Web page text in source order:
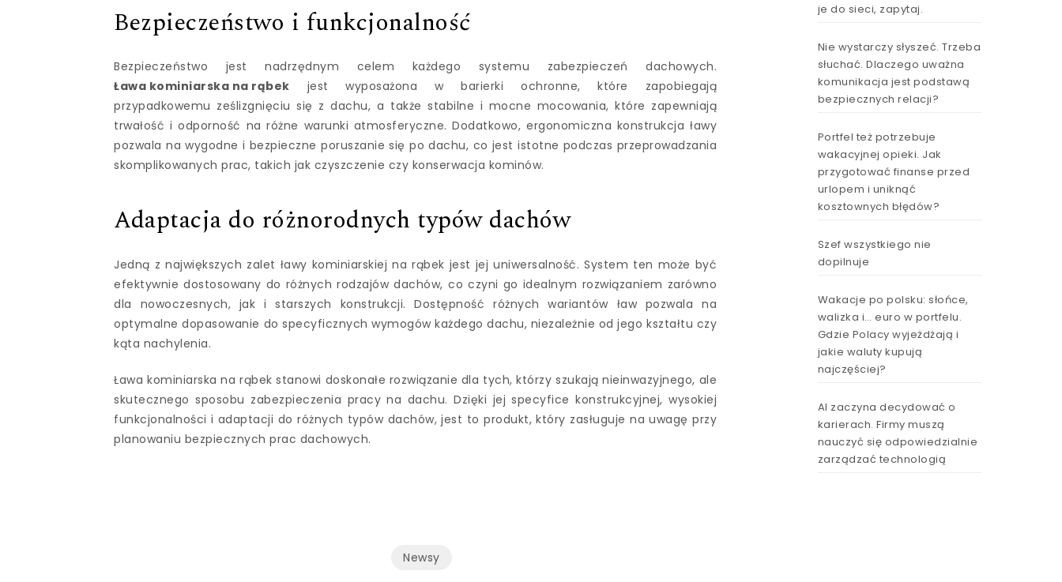
Bezpieczeństwo i funkcjonalność
Bezpieczeństwo jest nadrzędnym celem każdego systemu zabezpieczeń dachowych.
Ława kominiarska na rąbek jest wyposażona w barierki ochronne, które zapobiegają
przypadkowemu ześlizgnięciu się z dachu, a także stabilne i mocne mocowania, które zapewniają
trwałość i odporność na różne warunki atmosferyczne. Dodatkowo, ergonomiczna konstrukcja ławy
pozwala na wygodne i bezpieczne poruszanie się po dachu, co jest istotne podczas przeprowadzania
skomplikowanych prac, takich jak czyszczenie czy konserwacja kominów.
Adaptacja do różnorodnych typów dachów
Jedną z największych zalet ławy kominiarskiej na rąbek jest jej uniwersalność. System ten może być
efektywnie dostosowany do różnych rodzajów dachów, co czyni go idealnym rozwiązaniem zarówno
dla nowoczesnych, jak i starszych konstrukcji. Dostępność różnych wariantów ław pozwala na
optymalne dopasowanie do specyficznych wymogów każdego dachu, niezależnie od jego kształtu czy
kąta nachylenia.
Ława kominiarska na rąbek stanowi doskonałe rozwiązanie dla tych, którzy szukają nieinwazyjnego, ale
skutecznego sposobu zabezpieczenia pracy na dachu. Dzięki jej specyfice konstrukcyjnej, wysokiej
funkcjonalności i adaptacji do różnych typów dachów, jest to produkt, który zasługuje na uwagę przy
planowaniu bezpiecznych prac dachowych.
Newsy
je do sieci, zapytaj.
Nie wystarczy słyszeć. Trzeba
słuchać. Dlaczego uważna
komunikacja jest podstawą
bezpiecznych relacji?
Portfel też potrzebuje
wakacyjnej opieki. Jak
przygotować finanse przed
urlopem i uniknąć
kosztownych błędów?
Szef wszystkiego nie
dopilnuje
Wakacje po polsku: słońce,
walizka i… euro w portfelu.
Gdzie Polacy wyjeżdżają i
jakie waluty kupują
najczęściej?
AI zaczyna decydować o
karierach. Firmy muszą
nauczyć się odpowiedzialnie
zarządzać technologią